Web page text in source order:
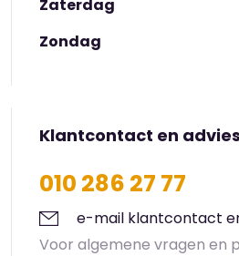
Zaterdag
Zondag
Klantcontact en advies
010 286 27 77
e-mail klantcontact
Voor algemene vragen en